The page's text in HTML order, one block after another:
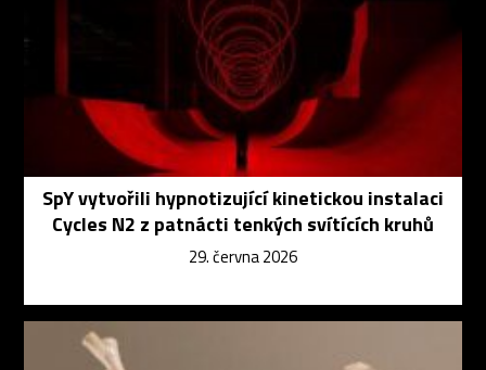
SpY vytvořili hypnotizující kinetickou instalaci
Cycles N2 z patnácti tenkých svítících kruhů
29. června 2026